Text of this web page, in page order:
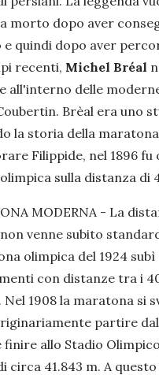
morto dopo aver
e quindi dopo aver
recenti, Michel Bréal
all'interno delle
Brèal era uno
la storia della
Filippide, nel 1896 fu
sulla distanza di
MODERNA - La
venne subito
olimpica del 1924 subì
con distanze tra i
1908 la maratona si
partire dal
finire allo Stadio
circa 41.843 m. A